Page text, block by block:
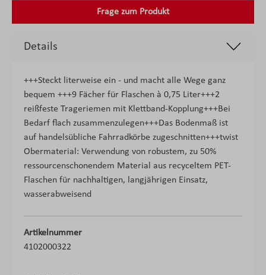
Frage zum Produkt
Details
+++Steckt literweise ein - und macht alle Wege ganz
bequem +++9 Fächer für Flaschen à 0,75 Liter+++2
reißfeste Trageriemen mit Klettband-Kopplung+++Bei
Bedarf flach zusammenzulegen+++Das Bodenmaß ist
auf handelsübliche Fahrradkörbe zugeschnitten+++twist
Obermaterial: Verwendung von robustem, zu 50%
ressourcenschonendem Material aus recyceltem PET-
Flaschen für nachhaltigen, langjährigen Einsatz,
wasserabweisend
Artikelnummer
4102000322